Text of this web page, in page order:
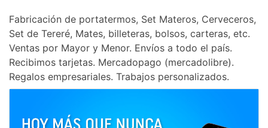
Fabricación de portatermos, Set Materos, Cerveceros,
Set de Tereré, Mates, billeteras, bolsos, carteras, etc.
Ventas por Mayor y Menor. Envíos a todo el país.
Recibimos tarjetas. Mercadopago (mercadolibre).
Regalos empresariales. Trabajos personalizados.